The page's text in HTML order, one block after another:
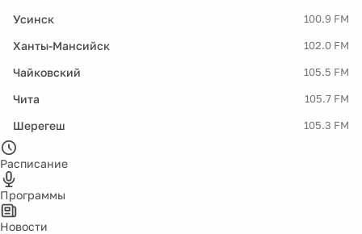
Усинск 100.9 FM
Ханты-Мансийск 102.0 FM
Чайковский 105.5 FM
Чита 105.7 FM
Шерегеш 105.3 FM
Расписание
Программы
Новости